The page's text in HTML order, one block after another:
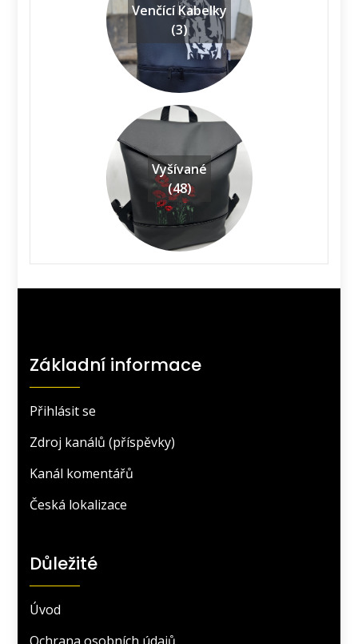
Venčící Kabelky
(3)
Vyšívané
(48)
Základní informace
Přihlásit se
Zdroj kanálů (příspěvky)
Kanál komentářů
Česká lokalizace
Důležité
Úvod